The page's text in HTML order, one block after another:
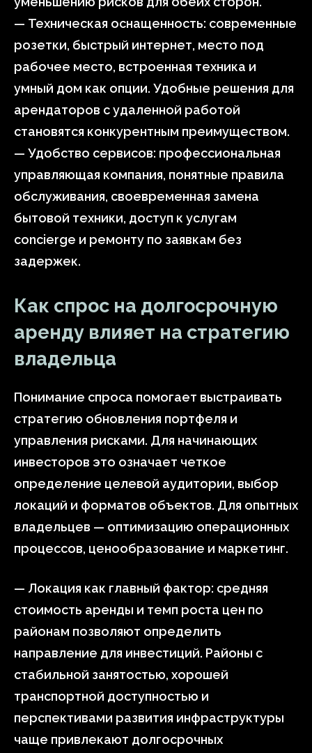
— Техническая оснащенность: современные
розетки, быстрый интернет, место под
рабочее место, встроенная техника и
умный дом как опции. Удобные решения для
арендаторов с удаленной работой
становятся конкурентным преимуществом.
— Удобство сервисов: профессиональная
управляющая компания, понятные правила
обслуживания, своевременная замена
бытовой техники, доступ к услугам
concierge и ремонту по заявкам без
задержек.
Как спрос на долгосрочную
аренду влияет на стратегию
владельца
Понимание спроса помогает выстраивать
стратегию обновления портфеля и
управления рисками. Для начинающих
инвесторов это означает четкое
определение целевой аудитории, выбор
локаций и форматов объектов. Для опытных
владельцев — оптимизацию операционных
процессов, ценообразование и маркетинг.
— Локация как главный фактор: средняя
стоимость аренды и темп роста цен по
районам позволяют определить
направление для инвестиций. Районы с
стабильной занятостью, хорошей
транспортной доступностью и
перспективами развития инфраструктуры
чаще привлекают долгосрочных